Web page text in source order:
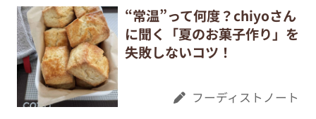
“常温”って何度？chiyoさん
に聞く「夏のお菓子作り」を
失敗しないコツ！
フーディストノート